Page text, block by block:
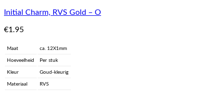
Initial Charm, RVS Gold – O
€1.95
Maat ca. 12X1mm
Hoeveelheid Per stuk
Kleur Goud-kleurig
Materiaal RVS